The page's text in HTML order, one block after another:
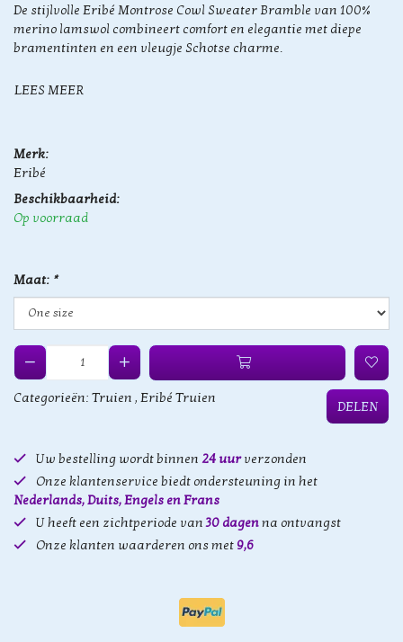
De stijlvolle Eribé Montrose Cowl Sweater Bramble van 100%
merino lamswol combineert comfort en elegantie met diepe
bramentinten en een vleugje Schotse charme.
LEES MEER
Merk:
Eribé
Beschikbaarheid:
Op voorraad
Maat: *
Categorieën: Truien , Eribé Truien
DELEN
Uw bestelling wordt binnen 24 uurverzonden
Onze klantenservice biedt ondersteuning in het
Nederlands, Duits, Engels en Frans
U heeft een zichtperiode van30 dagenna ontvangst
Onze klanten waarderen ons met 9,6